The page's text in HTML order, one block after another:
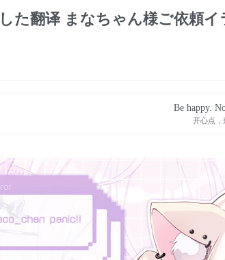
た翻译 まなちゃん様ご依頼イ
Be happy.
开心点，